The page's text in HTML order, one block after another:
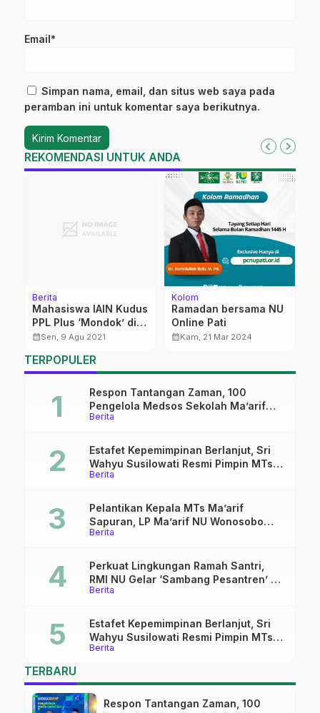
Email*
Simpan nama, email, dan situs web saya pada
peramban ini untuk komentar saya berikutnya.
REKOMENDASI UNTUK ANDA
Berita
Mahasiswa IAIN Kudus
PPL Plus ‘Mondok’ di
PPSA
calendar_monthSen, 9 Agu 2021
Kolom
Ramadan bersama NU
Online Pati
calendar_monthKam, 21 Mar 2024
TERPOPULER
Berita
Respon Tantangan Zaman, 100
Pengelola Medsos Sekolah Ma’arif
Pekalongan Ikuti Pelatihan Literasi
Berita
Estafet Kepemimpinan Berlanjut, Sri
Wahyu Susilowati Resmi Pimpin MTs
Ma’arif Sapuran
Berita
Pelantikan Kepala MTs Ma’arif
Sapuran, LP Ma’arif NU Wonosobo
Tekankan Lima Amanah
Berita
Perkuat Lingkungan Ramah Santri,
RMI NU Gelar ‘Sambang Pesantren’ di
Pati
Berita
Estafet Kepemimpinan Berlanjut, Sri
Wahyu Susilowati Resmi Pimpin MTs
Ma’arif Sapuran
TERBARU
Respon Tantangan Zaman, 100